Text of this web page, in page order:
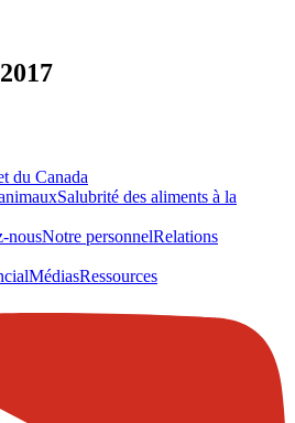
Salubrité des aliments à la
nousNotre personnelRelations
MédiasRessources